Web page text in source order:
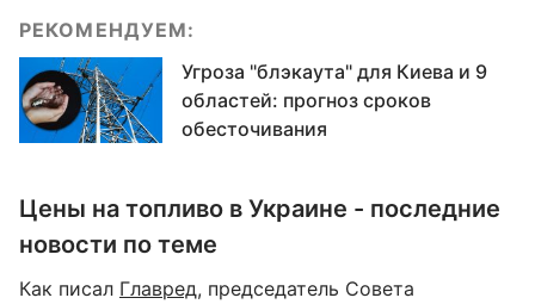
РЕКОМЕНДУЕМ:
Угроза "блэкаута" для Киева и 9
областей: прогноз сроков
обесточивания
Цены на топливо в Украине - последние
новости по теме
Как писал Главред, председатель Совета